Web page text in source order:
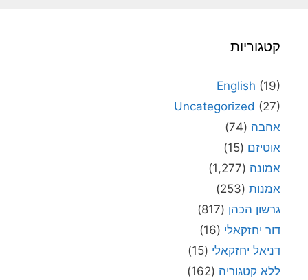
קטגוריות
English (19)
Uncategorized (27)
אהבה (74)
אוטיזם (15)
אמונה (1,277)
אמנות (253)
גרשון הכהן (817)
דור יחזקאלי (16)
דניאל יחזקאלי (15)
ללא קטגוריה (162)